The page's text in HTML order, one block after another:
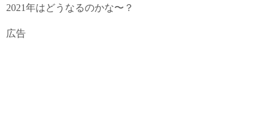
2021年はどうなるのかな〜？
広告